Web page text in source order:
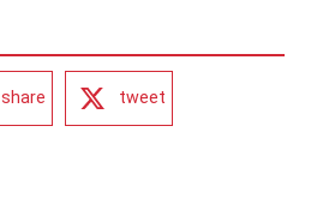
share tweet